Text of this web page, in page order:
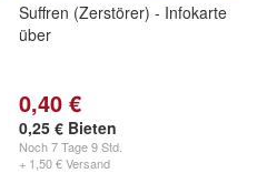
Suffren (Zerstörer) - Infokarte
über
0,40 €
0,25 € Bieten
Noch7 Tage 9 Std.
+ 1,50 € Versand